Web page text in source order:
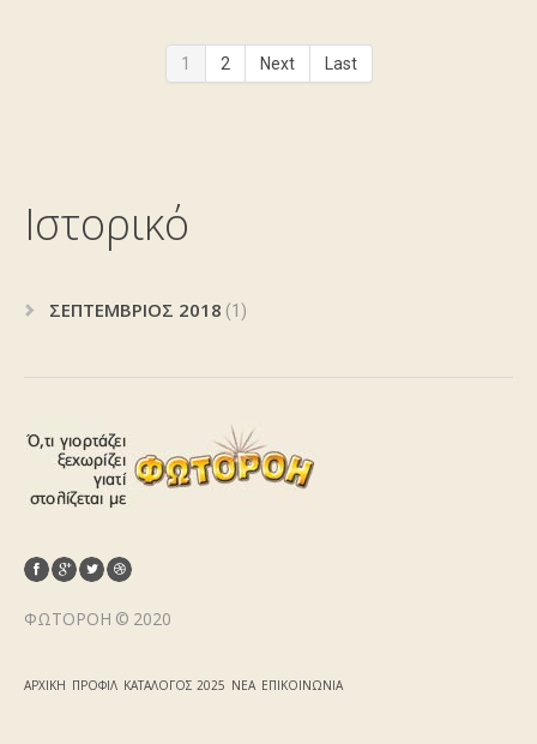
1 2 Next Last
Ιστορικό
ΣΕΠΤΈΜΒΡΙΟΣ 2018 (1)
ΦΩΤΟΡΟΉ © 2020
ΑΡΧΙΚΉ ΠΡΟΦΊΛ ΚΑΤΆΛΟΓΟΣ 2025 ΝΈΑ ΕΠΙΚΟΙΝΩΝΊΑ